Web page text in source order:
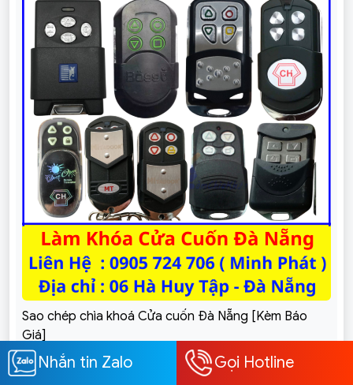
Sao chép chìa khoá Cửa cuốn Đà Nẵng [Kèm Báo
Giá]
Nhắn tin Zalo Gọi Hotline